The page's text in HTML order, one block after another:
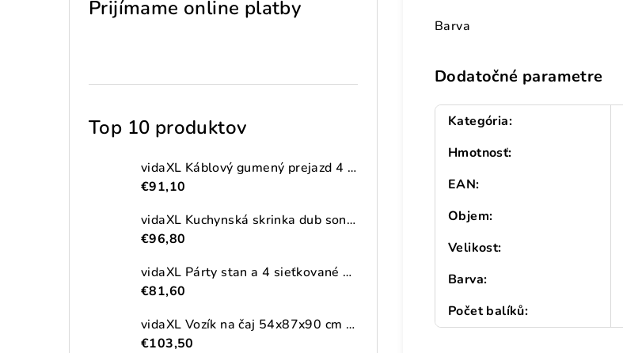
Prijímame online platby
Top 10 produktov
vidaXL Káblový gumený prejazd 4 ks 2-kanálový 101,5 cm
€91,10
vidaXL Kuchynská skrinka dub sonoma 38x41,5x131,5 cm kompozitné drevo
€96,80
vidaXL Párty stan a 4 sieťkované bočné steny antracitový 2,5x2,5m HDPE
€81,60
vidaXL Vozík na čaj 54x87x90 cm masívna akácia
€103,50
Barva
Dodatočné parametre
Kategória:
Hmotnosť:
EAN:
Objem:
Velikost:
Barva:
Počet balíků: